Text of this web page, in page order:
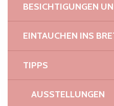
BESICHTIGUNGEN
EINTAUCHEN INS
TIPPS
AUSSTELLUNGEN